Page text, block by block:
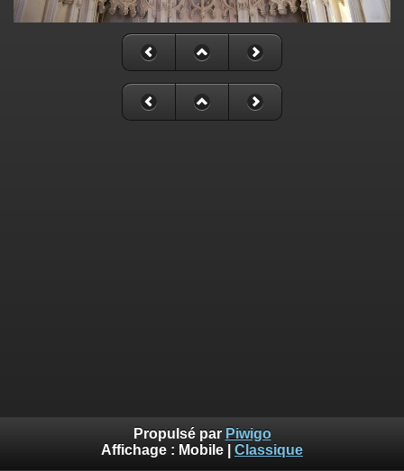
Propulsé par Piwigo
Affichage : Mobile Classique